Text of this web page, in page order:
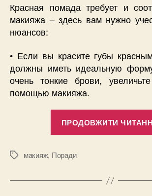
Красная помада требует и
макияжа – здесь вам нужно
нюансов:
• Если вы красите губы
должны иметь идеальную
очень тонкие брови,
помощью макияжа.
ПРОДОВЖИТИ
Позначки
макияж, Поради